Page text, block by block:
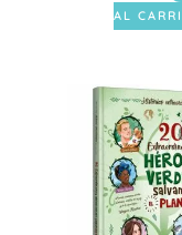
AL